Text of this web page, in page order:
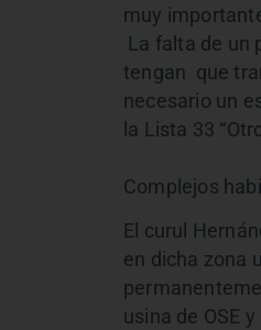
muy
La falta de un
tengan que
necesario un
la Lista 33
Complejos
El curul
en dicha zona
usina de OSE